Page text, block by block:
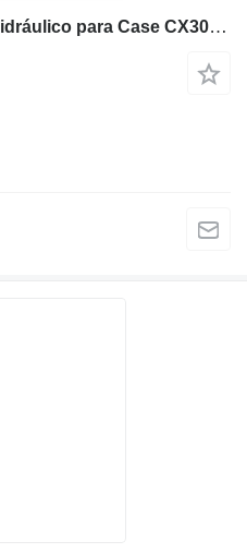
Case KBJ22670 depósito hidráulico para Case CX300DLC excavadora